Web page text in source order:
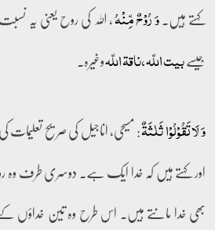
کہتے ہیں۔وَ رُوۡحٌ مِّنۡہُ، اللہ کی روح یعنی
جیسےبیت اللّہ، ناقۃ اللّہوغیرہ۔
وَ لَا تَقُوۡلُوۡا ثَلٰثَۃٌ: مسیحی، اناجیل کی صریح تعلیمات
اور کہتے ہیں کہ خدا ایک ہے۔ دوسری طرف وہ
بھی خدا مانتے ہیں۔ اس طرح وہ تین خداؤں